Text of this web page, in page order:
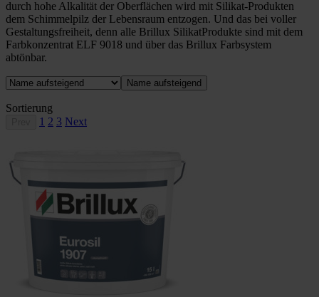
durch hohe Alkalität der Oberflächen wird mit Silikat-Produkten
dem Schimmelpilz der Lebensraum entzogen. Und das bei voller
Gestaltungsfreiheit, denn alle Brillux SilikatProdukte sind mit dem
Farbkonzentrat ELF 9018 und über das Brillux Farbsystem
abtönbar.
Name aufsteigend
Sortierung
1 2 3 Next